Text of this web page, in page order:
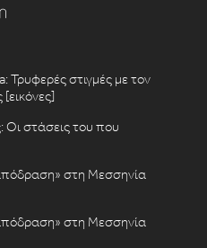
στιγμές με τον
Οι στάσεις του που
στη Μεσσηνία
στη Μεσσηνία